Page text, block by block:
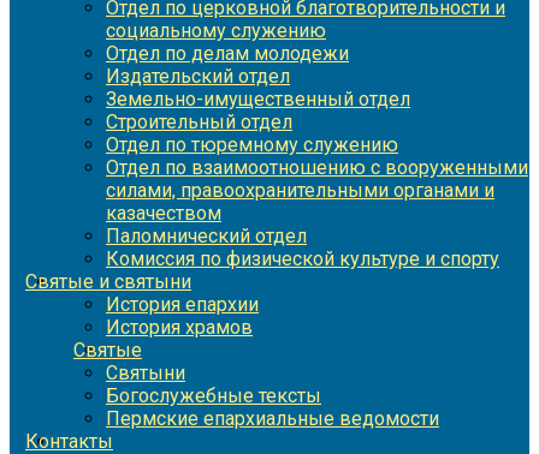
Отдел по церковной благотворительности и
социальному служению
Отдел по делам молодежи
Издательский отдел
Земельно-имущественный отдел
Строительный отдел
Отдел по тюремному служению
Отдел по взаимоотношению с вооруженными
силами, правоохранительными органами и
казачеством
Паломнический отдел
Комиссия по физической культуре и спорту
Святые и святыни
История епархии
История храмов
Святые
Святыни
Богослужебные тексты
Пермские епархиальные ведомости
Контакты